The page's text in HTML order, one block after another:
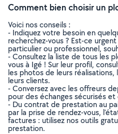
Comment bien choisir un
Voici nos conseils :
- Indiquez votre besoin en
recherchez-vous ? Est-ce
particulier ou professionnel,
- Consultez la liste de tous les
vous à Igé ! Sur leur profil,
les photos de leurs
leurs clients.
- Conversez avec les offreurs
pour des échanges sécurisés
- Du contrat de prestation au
par la prise de rendez-vous,
factures : utilisez nos outils
prestation.